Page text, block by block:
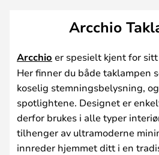
Arcchio
Arcchio er spesielt kjent for
Her finner du både taklampen
koselig stemningsbelysning,
spotlightene. Designet er
derfor brukes i alle typer
tilhenger av ultramoderne
innreder hjemmet ditt i en